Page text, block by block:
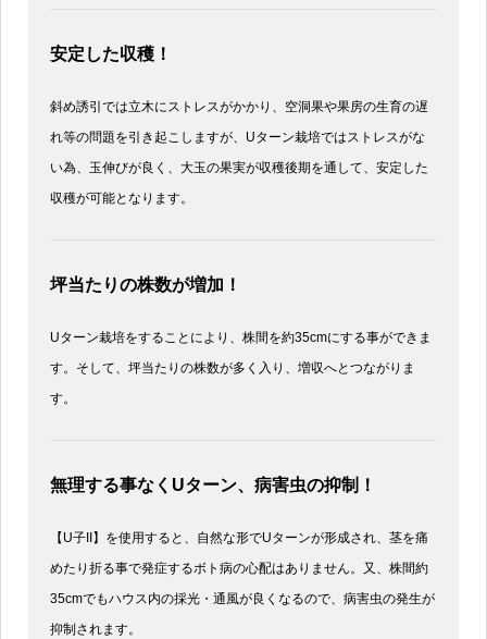
安定した収穫！
斜め誘引では立木にストレスがかかり、空洞果や果房の生育の遅
れ等の問題を引き起こしますが、Uターン栽培ではストレスがな
い為、玉伸びが良く、大玉の果実が収穫後期を通して、安定した
収穫が可能となります。
坪当たりの株数が増加！
Uターン栽培をすることにより、株間を約35cmにする事ができま
す。そして、坪当たりの株数が多く入り、増収へとつながりま
す。
無理する事なくUターン、病害虫の抑制！
【U子II】を使用すると、自然な形でUターンが形成され、茎を痛
めたり折る事で発症するボト病の心配はありません。又、株間約
35cmでもハウス内の採光・通風が良くなるので、病害虫の発生が
抑制されます。